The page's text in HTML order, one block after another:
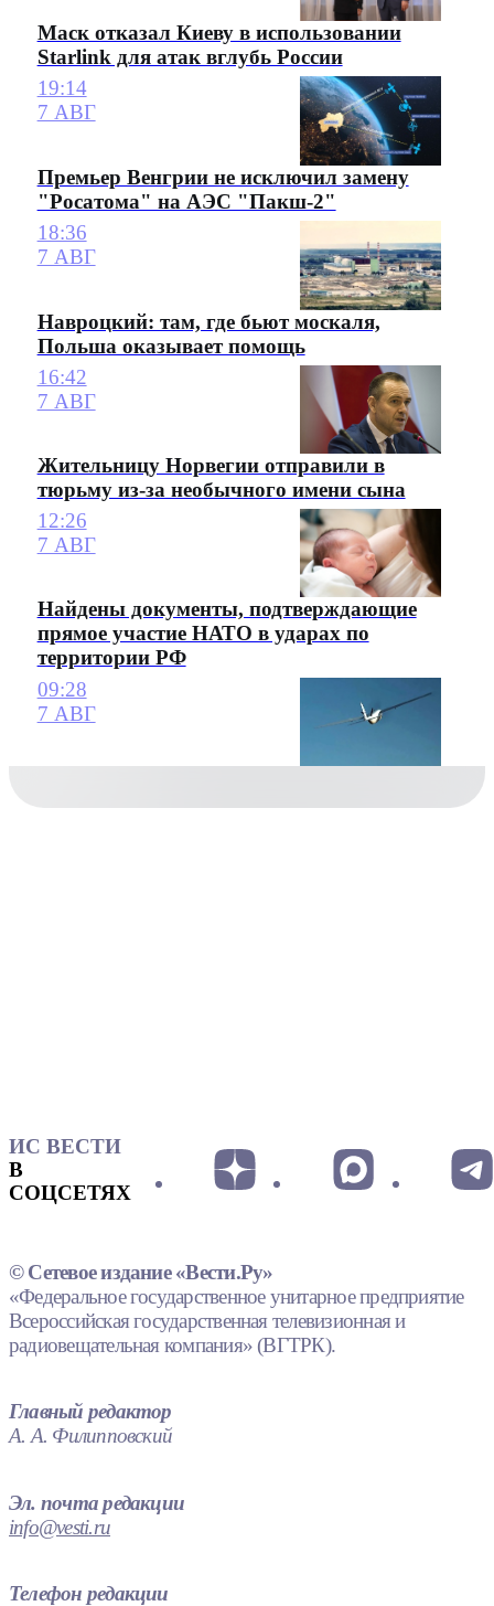
Маск отказал Киеву в использовании
Starlink для атак вглубь России
19:14
7 АВГ
Премьер Венгрии не исключил замену
"Росатома" на АЭС "Пакш-2"
18:36
7 АВГ
Навроцкий: там, где бьют москаля,
Польша оказывает помощь
16:42
7 АВГ
Жительницу Норвегии отправили в
тюрьму из-за необычного имени сына
12:26
7 АВГ
Найдены документы, подтверждающие
прямое участие НАТО в ударах по
территории РФ
09:28
7 АВГ
ИС ВЕСТИ
В
СОЦСЕТЯХ
© Сетевое издание «Вести.Ру»
«Федеральное государственное унитарное предприятие
Всероссийская государственная телевизионная и
радиовещательная компания» (ВГТРК).
Главный редактор
А. А. Филипповский
Эл. почта редакции
info@vesti.ru
Телефон редакции